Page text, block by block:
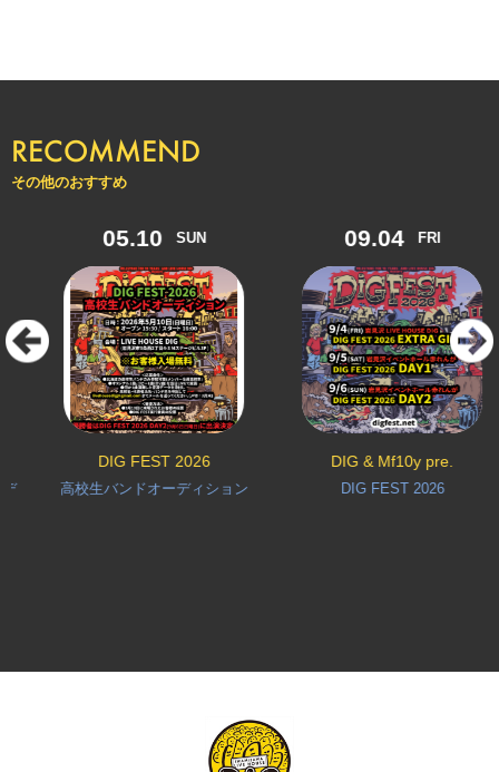
RECOMMEND
その他のおすすめ
05.10 SUN
DIG FEST 2026
高校生バンドオーディション
09.04 FRI
DIG & Mf10y pre.
DIG FEST 2026